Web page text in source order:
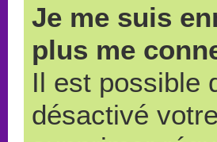
Je me suis
plus me
Il est possible
désactivé